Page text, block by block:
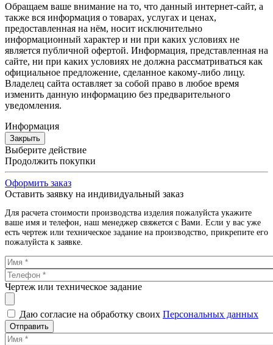
Обращаем ваше внимание на то, что данный интернет-сайт, а
также вся информация о товарах, услугах и ценах,
предоставленная на нём, носит исключительно
информационный характер и ни при каких условиях не
является публичной офертой. Информация, представленная на
сайте, ни при каких условиях не должна рассматриваться как
официальное предложение, сделанное какому-либо лицу.
Владелец сайта оставляет за собой право в любое время
изменить данную информацию без предварительного
уведомления.
Информация
Закрыть
Выберите действие
Продолжить покупки
Оформить заказ
Оставить заявку на индивидуальный заказ
Для расчета стоимости производства изделия пожалуйста укажите
ваше имя и телефон, наш менеджер свяжется с Вами. Если у вас уже
есть чертеж или техническое задание на производство, прикрепите его
пожалуйста к заявке.
Чертеж или техническое задание
Даю согласие на обработку своих Персональных данных
Отправить